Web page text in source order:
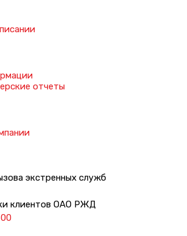
отчеты
экстренных служб
клиентов ОАО РЖД